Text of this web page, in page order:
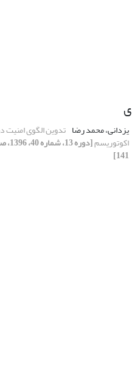
ی
یزدانی، محمد رضا تدوین الگوی امنیت
اکوتوریسم
141]